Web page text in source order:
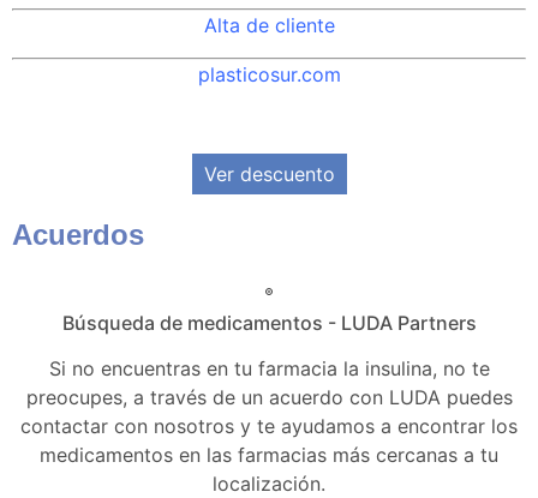
Alta de cliente
plasticosur.com
Ver descuento
Acuerdos
Búsqueda de medicamentos - LUDA Partners
Si no encuentras en tu farmacia la insulina, no te
preocupes, a través de un acuerdo con LUDA puedes
contactar con nosotros y te ayudamos a encontrar los
medicamentos en las farmacias más cercanas a tu
localización.